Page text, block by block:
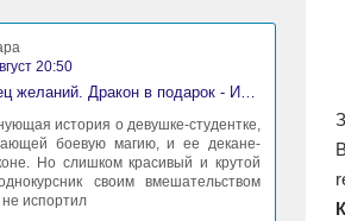
20:50
Танец желаний. Дракон в подарок - Ирина Алексеева
история о девушке-студентке,
боевую магию, и ее декане-
Но слишком красивый и крутой
своим вмешательством
не испортил